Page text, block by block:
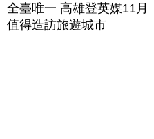
全臺唯一 高雄登英媒11月
值得造訪旅遊城市